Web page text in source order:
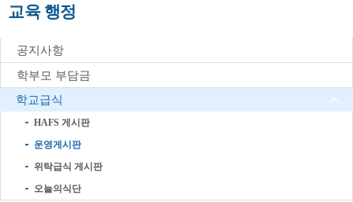
교육 행정
공지사항
학부모 부담금
학교급식
HAFS 게시판
운영게시판
위탁급식 게시판
오늘의식단